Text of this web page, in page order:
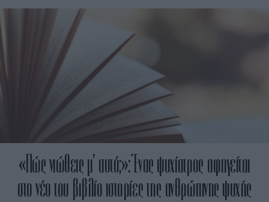
«Πώς νιώθεις μ’ αυτό;»: Ένας ψυχίατρος αφηγείται
στο νέο του βιβλίο ιστορίες της ανθρώπινης ψυχής